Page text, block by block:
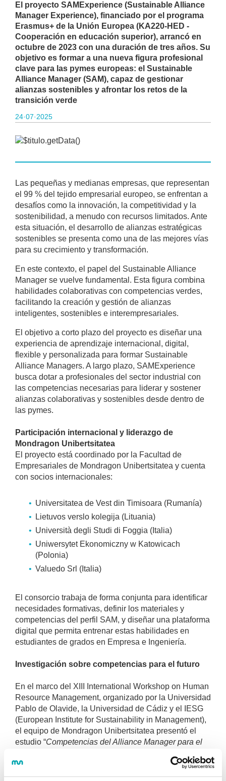
El proyecto SAMExperience (Sustainable Alliance
Manager Experience), financiado por el programa
Erasmus+ de la Unión Europea (KA220-HED -
Cooperación en educación superior), arrancó en
octubre de 2023 con una duración de tres años. Su
objetivo es formar a una nueva figura profesional
clave para las pymes europeas: el Sustainable
Alliance Manager (SAM), capaz de gestionar
alianzas sostenibles y afrontar los retos de la
transición verde
24·07·2025
Las pequeñas y medianas empresas, que representan
el 99 % del tejido empresarial europeo, se enfrentan a
desafíos como la innovación, la competitividad y la
sostenibilidad, a menudo con recursos limitados. Ante
esta situación, el desarrollo de alianzas estratégicas
sostenibles se presenta como una de las mejores vías
para su crecimiento y transformación.
En este contexto, el papel del Sustainable Alliance
Manager se vuelve fundamental. Esta figura combina
habilidades colaborativas con competencias verdes,
facilitando la creación y gestión de alianzas
inteligentes, sostenibles e interempresariales.
El objetivo a corto plazo del proyecto es diseñar una
experiencia de aprendizaje internacional, digital,
flexible y personalizada para formar Sustainable
Alliance Managers. A largo plazo, SAMExperience
busca dotar a profesionales del sector industrial con
las competencias necesarias para liderar y sostener
alianzas colaborativas y sostenibles desde dentro de
las pymes.
Participación internacional y liderazgo de
Mondragon Unibertsitatea
El proyecto está coordinado por la Facultad de
Empresariales de Mondragon Unibertsitatea y cuenta
con socios internacionales:
Universitatea de Vest din Timisoara (Rumanía)
Lietuvos verslo kolegija (Lituania)
Università degli Studi di Foggia (Italia)
Uniwersytet Ekonomiczny w Katowicach
(Polonia)
Valuedo Srl (Italia)
El consorcio trabaja de forma conjunta para identificar
necesidades formativas, definir los materiales y
competencias del perfil SAM, y diseñar una plataforma
digital que permita entrenar estas habilidades en
estudiantes de grados en Empresa e Ingeniería.
Investigación sobre competencias para el futuro
En el marco del XIII International Workshop on Human
Resource Management, organizado por la Universidad
Pablo de Olavide, la Universidad de Cádiz y el IESG
(European Institute for Sustainability in Management),
el equipo de Mondragon Unibertsitatea presentó el
estudio “Competencias del Alliance Manager para el
El estudio, basado en revisión de literatura y análisis